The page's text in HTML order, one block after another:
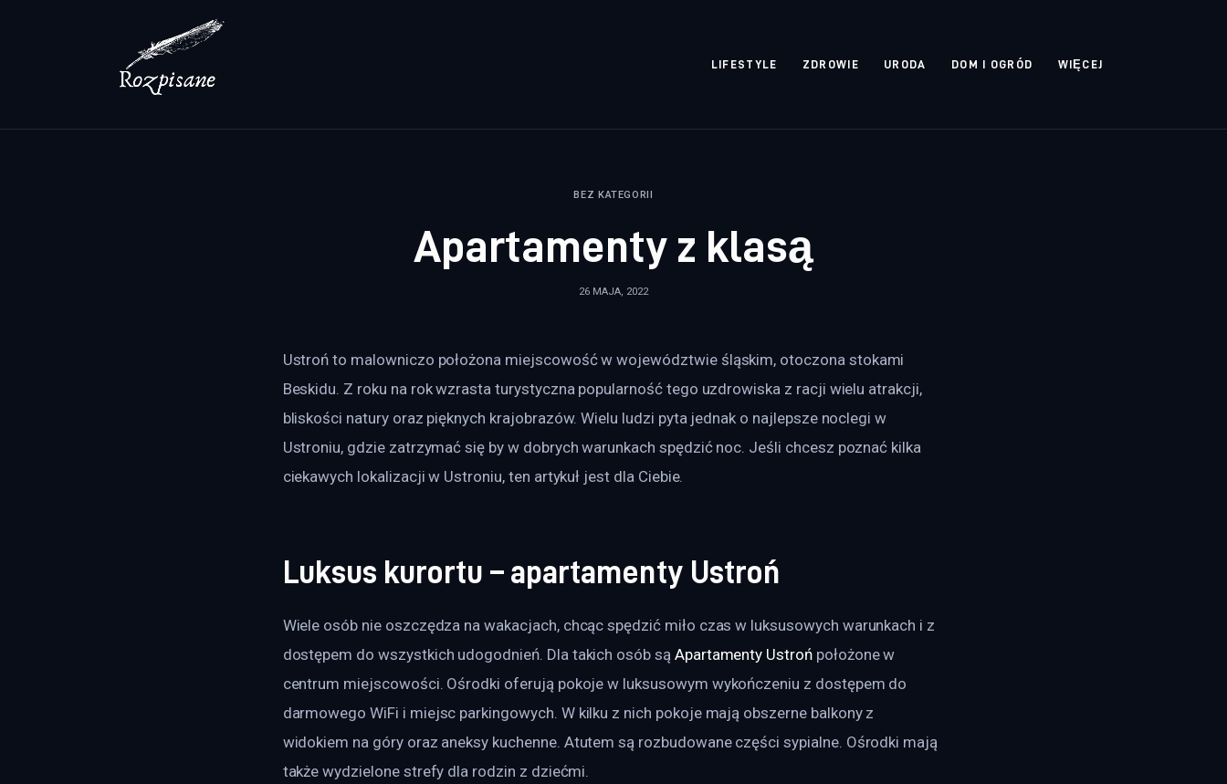
LIFESTYLE ZDROWIE URODA DOM I OGRÓD WIĘCEJ
BEZ KATEGORII
Apartamenty z klasą
26 MAJA, 2022
Ustroń to malowniczo położona miejscowość w województwie śląskim, otoczona stokami
Beskidu. Z roku na rok wzrasta turystyczna popularność tego uzdrowiska z racji wielu atrakcji,
bliskości natury oraz pięknych krajobrazów. Wielu ludzi pyta jednak o najlepsze noclegi w
Ustroniu, gdzie zatrzymać się by w dobrych warunkach spędzić noc. Jeśli chcesz poznać kilka
ciekawych lokalizacji w Ustroniu, ten artykuł jest dla Ciebie.
Luksus kurortu – apartamenty Ustroń
Wiele osób nie oszczędza na wakacjach, chcąc spędzić miło czas w luksusowych warunkach i z
dostępem do wszystkich udogodnień. Dla takich osób są Apartamenty Ustroń położone w
centrum miejscowości. Ośrodki oferują pokoje w luksusowym wykończeniu z dostępem do
darmowego WiFi i miejsc parkingowych. W kilku z nich pokoje mają obszerne balkony z
widokiem na góry oraz aneksy kuchenne. Atutem są rozbudowane części sypialne. Ośrodki mają
także wydzielone strefy dla rodzin z dziećmi.